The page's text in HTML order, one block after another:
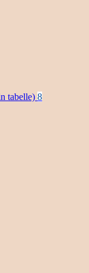
tabelle) 8